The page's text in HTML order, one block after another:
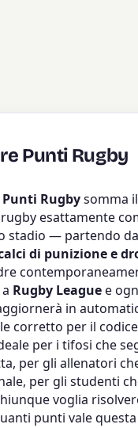
Punti Rugby
Rugbysomma
esattamente
stadio — partendo da
di punizione e
a Rugby Leaguee
in
corretto per il
per i tifosi che
per gli allenatori
per gli studenti
voglia
punti vale questa